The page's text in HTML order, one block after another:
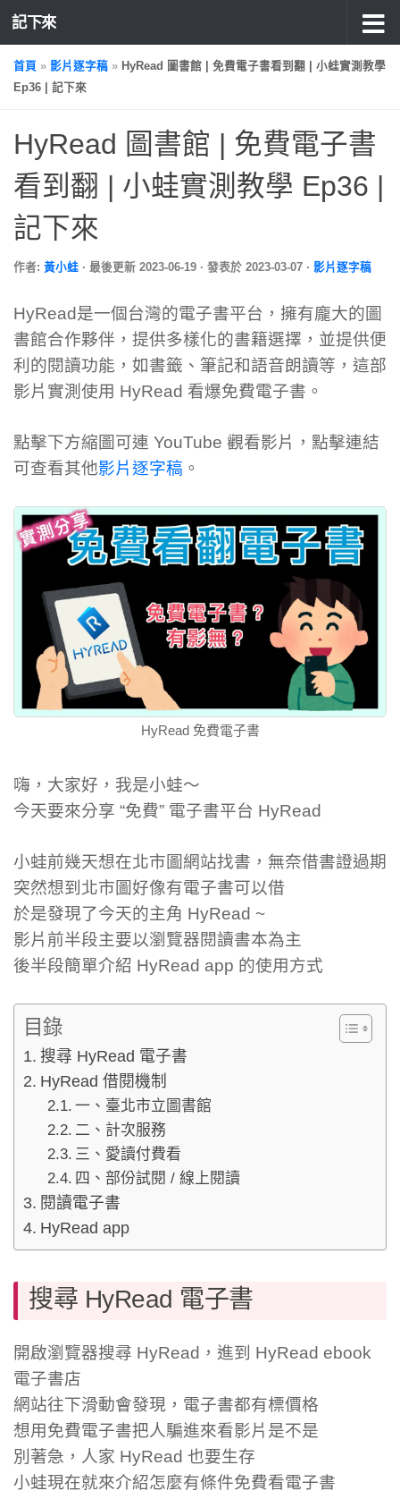
記下來
首頁 » 影片逐字稿 » HyRead 圖書館 | 免費電子書看到翻 | 小蛙實測教學
Ep36 | 記下來
HyRead 圖書館 | 免費電子書
看到翻 | 小蛙實測教學 Ep36 |
記下來
作者: 黃小蛙 · 最後更新 2023-06-19 · 發表於 2023-03-07 · 影片逐字稿
HyRead是一個台灣的電子書平台，擁有龐大的圖
書館合作夥伴，提供多樣化的書籍選擇，並提供便
利的閱讀功能，如書籤、筆記和語音朗讀等，這部
影片實測使用 HyRead 看爆免費電子書。
點擊下方縮圖可連 YouTube 觀看影片，點擊連結
可查看其他影片逐字稿 。
HyRead 免費電子書
嗨，大家好，我是小蛙～
今天要來分享 “免費” 電子書平台 HyRead
小蛙前幾天想在北市圖網站找書，無奈借書證過期
突然想到北市圖好像有電子書可以借
於是發現了今天的主角 HyRead ~
影片前半段主要以瀏覽器閱讀書本為主
後半段簡單介紹 HyRead app 的使用方式
目錄
搜尋 HyRead 電子書
HyRead 借閱機制
一、臺北市立圖書館
二、計次服務
三、愛讀付費看
四、部份試閱 / 線上閱讀
閱讀電子書
HyRead app
搜尋 HyRead 電子書
開啟瀏覽器搜尋 HyRead，進到 HyRead ebook
電子書店
網站往下滑動會發現，電子書都有標價格
想用免費電子書把人騙進來看影片是不是
別著急，人家 HyRead 也要生存
小蛙現在就來介紹怎麼有條件免費看電子書